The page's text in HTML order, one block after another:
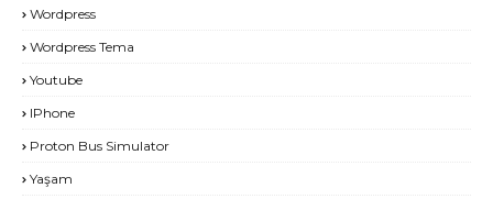
Wordpress
Wordpress Tema
Youtube
IPhone
Proton Bus Simulator
Yaşam